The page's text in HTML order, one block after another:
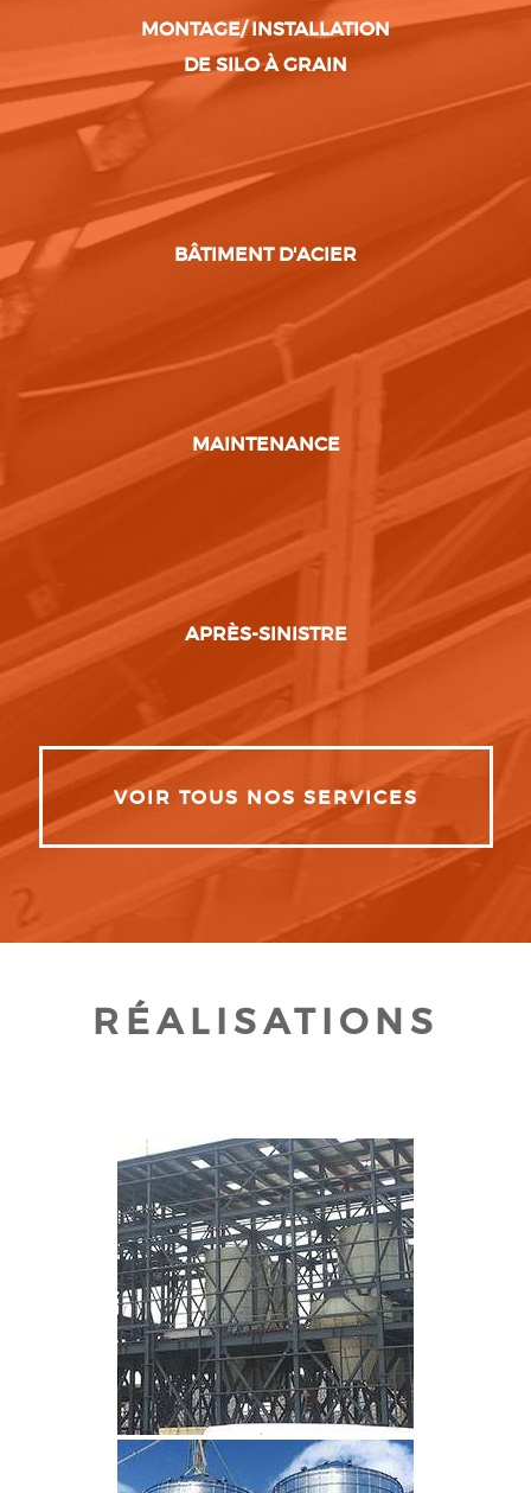
MONTAGE/ INSTALLATION
DE SILO À GRAIN
BÂTIMENT D'ACIER
MAINTENANCE
APRÈS-SINISTRE
VOIR TOUS NOS SERVICES
RÉALISATIONS
CLIQUEZ POUR AGRANDIR